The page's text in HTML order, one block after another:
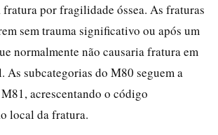
por fragilidade óssea. As fraturas
sem trauma significativo ou após um
normalmente não causaria fratura em
As subcategorias do M80 seguem a
acrescentando o código
local da fratura.